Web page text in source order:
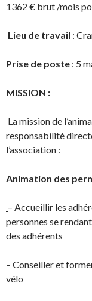
1362 € brut /mois
Lieu de travail :
Prise de poste : 5
MISSION :
La mission de
responsabilité
l’association :
Animation des
– Accueillir les
personnes se
des adhérents
– Conseiller et
vélo